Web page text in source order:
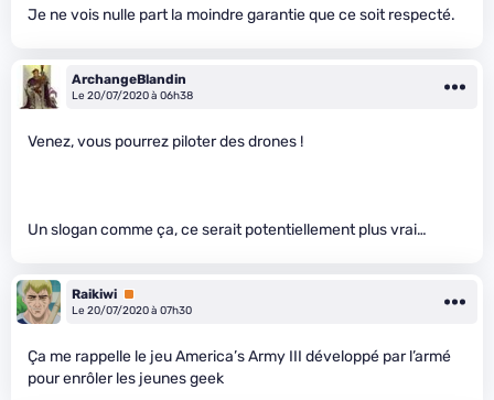
Je ne vois nulle part la moindre garantie que ce soit respecté.
ArchangeBlandin
Le 20/07/2020 à 06h38
Venez, vous pourrez piloter des drones !
Un slogan comme ça, ce serait potentiellement plus vrai…
Raikiwi Premium
Le 20/07/2020 à 07h30
Ça me rappelle le jeu America’s Army III développé par l’armé
pour enrôler les jeunes geek